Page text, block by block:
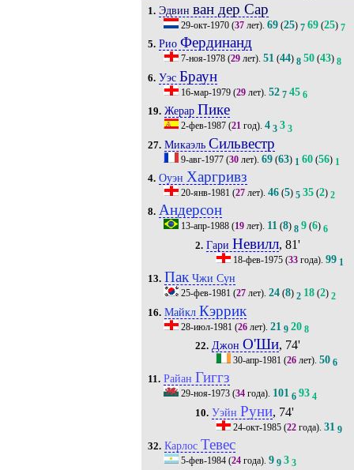
1. Эдвин ван дер Сар
29-окт-1970(37лет). 69(25) 7 69(25) 7
5. Рио Фердинанд
7-ноя-1978(29лет). 51(44) 8 50(43) 8
6. Уэс Браун
16-мар-1979(29лет). 52 7 45 6
19. Жерар Пике
2-фев-1987(21год). 4 3 3 3
27. Микаэль Сильвестр
9-авг-1977(30лет). 69(63) 1 60(56) 1
4. Оуэн Харгривз
20-янв-1981 (27лет). 46(5) 5 35(2) 2
8. Андерсон
13-апр-1988(19лет). 11(8) 8 9(6) 6
2. Гари Невилл, 81'
18-фев-1975 (33 года).99 1
13. ПакЧжи Сун
25-фев-1981 (27лет). 24(8) 2 18(2) 2
16. Майкл Кэррик
28-июл-1981 (26лет). 21 9 20 8
22. Джон О'Ши, 74'
30-апр-1981 (26 лет).50 6
11. Райан Гиггз
29-ноя-1973(34года). 101 6 93 4
10. Уэйн Руни, 74'
24-окт-1985 (22 года).31 9
32. Карлос Тевес
5-фев-1984(24года). 9 9 3 3